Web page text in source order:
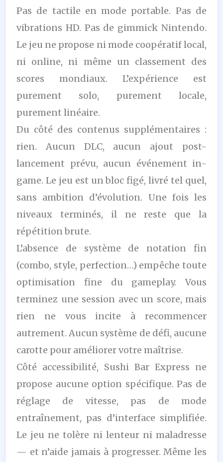
Pas de tactile en mode portable. Pas de
vibrations HD. Pas de gimmick Nintendo.
Le jeu ne propose ni mode coopératif local,
ni online, ni même un classement des
scores mondiaux. L’expérience est
purement solo, purement locale,
purement linéaire.
Du côté des contenus supplémentaires :
rien. Aucun DLC, aucun ajout post-
lancement prévu, aucun événement in-
game. Le jeu est un bloc figé, livré tel quel,
sans ambition d’évolution. Une fois les
niveaux terminés, il ne reste que la
répétition brute.
L’absence de système de notation fin
(combo, style, perfection…) empêche toute
optimisation fine du gameplay. Vous
terminez une session avec un score, mais
rien ne vous incite à recommencer
autrement. Aucun système de défi, aucune
carotte pour améliorer votre maîtrise.
Côté accessibilité, Sushi Bar Express ne
propose aucune option spécifique. Pas de
réglage de vitesse, pas de mode
entraînement, pas d’interface simplifiée.
Le jeu ne tolère ni lenteur ni maladresse
— et n’aide jamais à progresser. Même les